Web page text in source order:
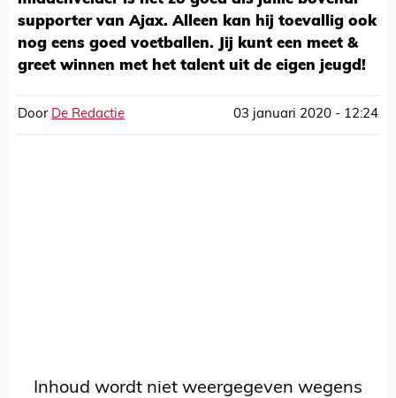
supporter van Ajax. Alleen kan hij toevallig ook
nog eens goed voetballen. Jij kunt een meet &
greet winnen met het talent uit de eigen jeugd!
Door De Redactie 03 januari 2020 - 12:24
Inhoud wordt niet weergegeven wegens